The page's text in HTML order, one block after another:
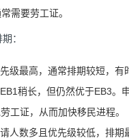
需要劳工证。
：
级最高，通常排期较短，有
稍长，但仍然优于EB3。
工证，从而加快移民进程。
人数多且优先级较低，排期